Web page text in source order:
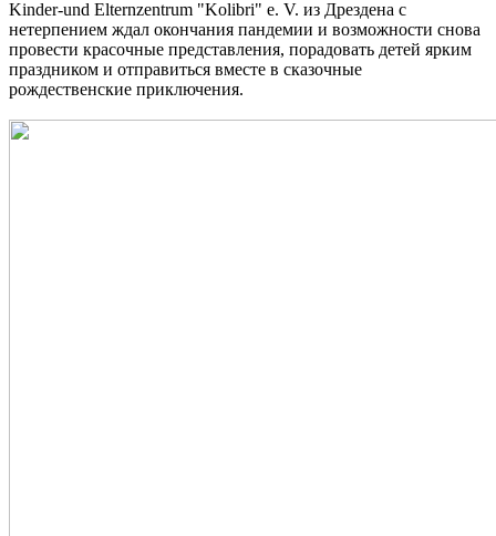
Kinder-und Elternzentrum "Kolibri" e. V. из Дрездена с
нетерпением ждал окончания пандемии и возможности снова
провести красочные представления, порадовать детей ярким
праздником и отправиться вместе в сказочные
рождественские приключения.